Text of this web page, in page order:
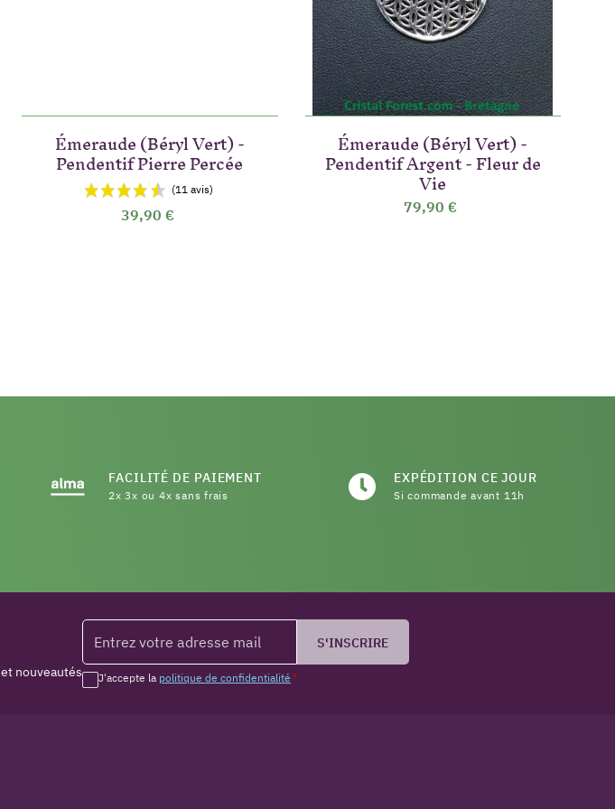
Émeraude (Béryl Vert) -
Pendentif Pierre Percée
39,90 €
Émeraude (Béryl Vert) -
Pendentif Argent - Fleur de
Vie
79,90 €
FACILITÉ DE PAIEMENT
2x 3x ou 4x sans frais
EXPÉDITION CE JOUR
Si commande avant 11h
nouveautés J'accepte la politique de confidentialité *
S'INSCRIRE